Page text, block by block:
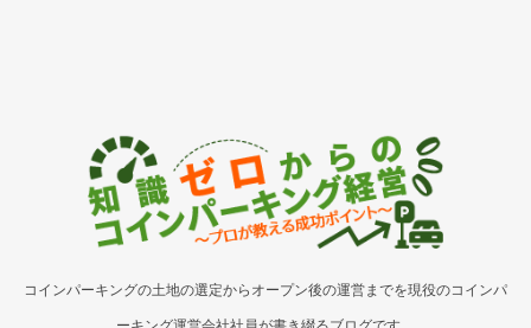
コインパーキングの土地の選定からオープン後の運営までを現役のコインパ